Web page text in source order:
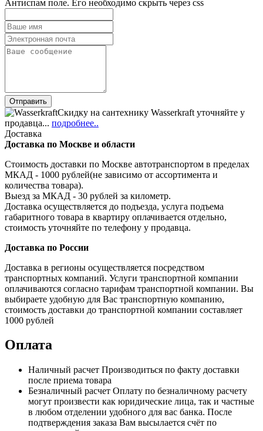
Антиспам поле. Его необходимо скрыть через css
Скидку на сантехнику Wasserkraft уточняйте у
продавца... подробнее..
Доставка
Доставка по Москве и области
Стоимость доставки по Москве автотранспортом в пределах
МКАД - 1000 рублей(не зависимо от ассортимента и
количества товара).
Выезд за МКАД - 30 рублей за километр.
Доставка осуществляется до подъезда, услуга подъема
габаритного товара в квартиру оплачивается отдельно,
стоимость уточняйте по телефону у продавца.
Доставка по России
Доставка в регионы осуществляется посредством
транспортных компаний. Услуги транспортной компании
оплачиваются согласно тарифам транспортной компании. Вы
выбираете удобную для Вас транспортную компанию,
стоимость доставки до транспортной компании составляет
1000 рублей
Оплата
Наличный расчет Производиться по факту доставки
после приема товара
Безналичный расчет Оплату по безналичному расчету
могут произвести как юридические лица, так и частные
в любом отделении удобного для вас банка. После
подтверждения заказа Вам высылается счёт по